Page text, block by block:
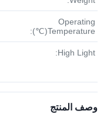
Operating
Temperature(℃):
High Light:
وصف المنتج